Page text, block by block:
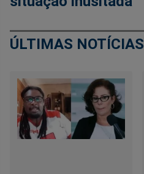
ÚLTIMAS NOTÍCIAS